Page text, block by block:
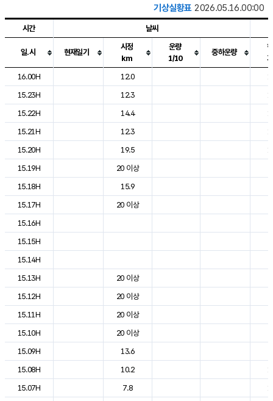
기상실황표 2026.05.16.00:00
도시별 기상실황표로 지점, 날씨, 기온, 강수, 바람, 기압등을 안내한 표입
시간 날씨
일.시 현재일기
시정
km
운량
1/10
중하운량
16.00H
12.0
15.23H
12.3
15.22H
14.4
15.21H
12.3
15.20H
19.5
15.19H
20 이상
15.18H
15.9
15.17H
20 이상
15.16H
15.15H
15.14H
15.13H
20 이상
15.12H
20 이상
15.11H
20 이상
15.10H
20 이상
15.09H
13.6
15.08H
10.2
15.07H
7.8